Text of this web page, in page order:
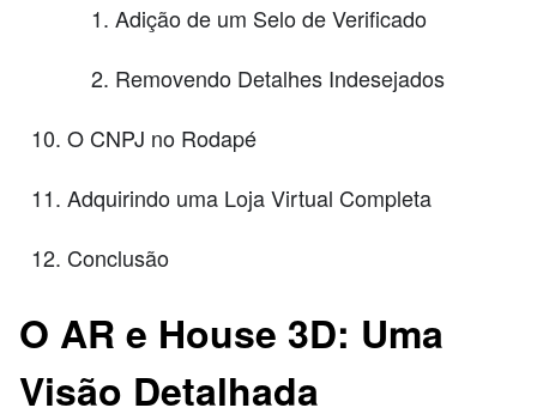
Adição de um Selo de Verificado
Removendo Detalhes Indesejados
O CNPJ no Rodapé
Adquirindo uma Loja Virtual Completa
Conclusão
O AR e House 3D: Uma
Visão Detalhada